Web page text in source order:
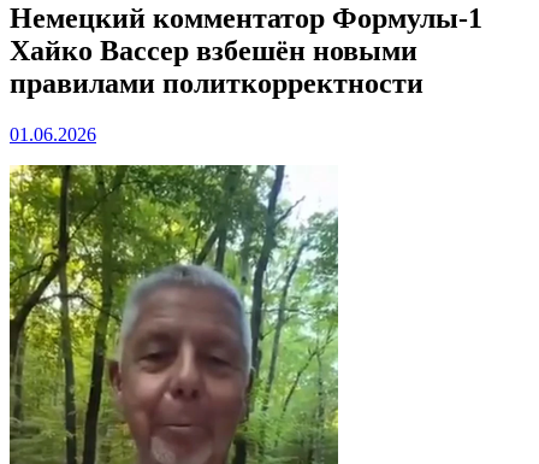
Немецкий комментатор Формулы-1
Хайко Вассер взбешён новыми
правилами политкорректности
01.06.2026